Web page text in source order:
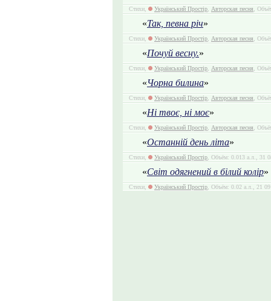
Стихи, Український Простір, Авторская песня,
«Так, певна річ»
Стихи, Український Простір, Авторская песня,
«Почуй весну.»
Стихи, Український Простір, Авторская песня,
«Чорна билина»
Стихи, Український Простір, Авторская песня,
«Ні твоє, ні моє»
Стихи, Український Простір, Авторская песня,
«Останній день літа»
Стихи, Український Простір, Объём: 0.013 а.л., 31
«Світ одягнений в білий колір»
Стихи, Український Простір, Объём: 0.02 а.л., 21